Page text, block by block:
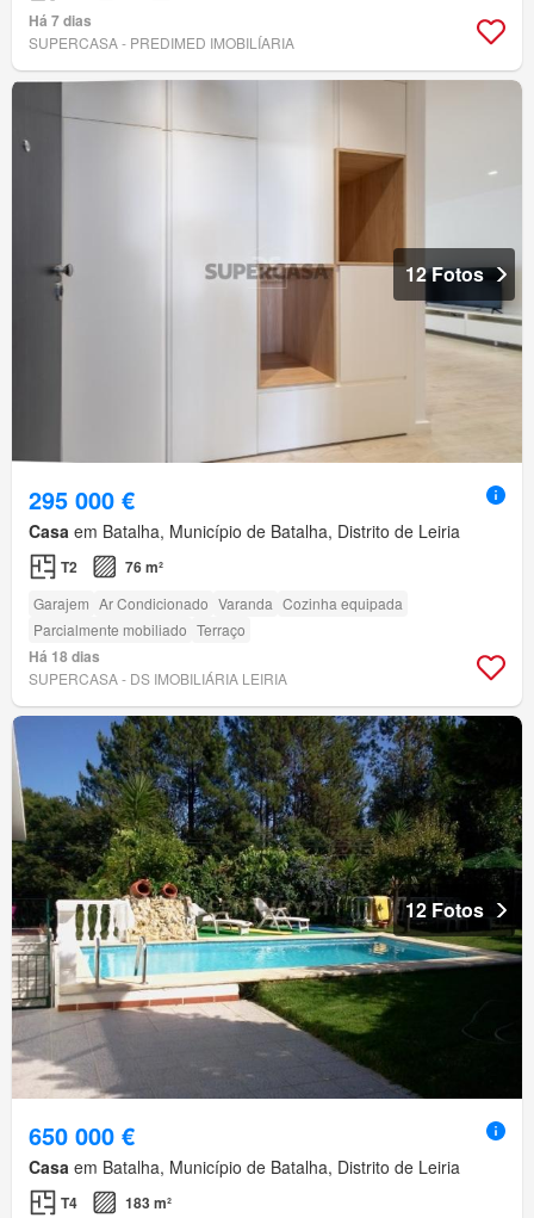
Há 7 dias
SUPERCASA - PREDIMED IMOBILÍARIA
12 Fotos
295 000 €
Casa em Batalha, Município de Batalha, Distrito de Leiria
T2 76 m²
Garajem Ar Condicionado Varanda Cozinha equipada
Parcialmente mobiliado Terraço
Há 18 dias
SUPERCASA - DS IMOBILIÁRIA LEIRIA
12 Fotos
650 000 €
Casa em Batalha, Município de Batalha, Distrito de Leiria
T4 183 m²